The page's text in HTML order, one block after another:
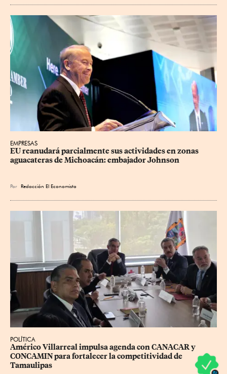
EMPRESAS
EU reanudará parcialmente sus actividades en zonas
aguacateras de Michoacán: embajador Johnson
Por Redacción El Economista
POLÍTICA
Américo Villarreal impulsa agenda con CANACAR y
CONCAMIN para fortalecer la competitividad de
Tamaulipas